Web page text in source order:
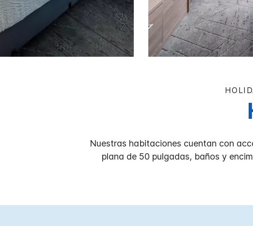
Nuestras habitaciones cuentan con
plana de 50 pulgadas, baños y